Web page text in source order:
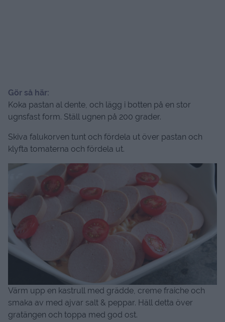
Gör så här:
Koka pastan al dente, och lägg i botten på en stor
ugnsfast form. Ställ ugnen på 200 grader.
Skiva falukorven tunt och fördela ut över pastan och
klyfta tomaterna och fördela ut.
Värm upp en kastrull med grädde, creme fraiche och
smaka av med ajvar salt & peppar. Häll detta över
gratängen och toppa med god ost.